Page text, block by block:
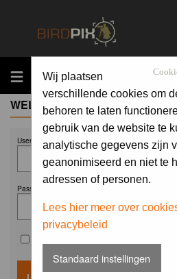
MENU
Wij plaatsen
verschillende cookies om
behoren te laten
gebruik van de website te
analytische gegevens zijn
geanonimiseerd en niet te
adressen of personen.
Lees hier meer over
privacybeleid
Standaard instellingen
WELCOME GUEST
Username:
Password: